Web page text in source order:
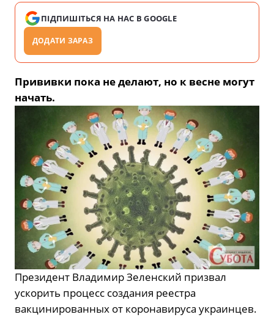
ПІДПИШІТЬСЯ НА НАС В GOOGLE
ДОДАТИ ЗАРАЗ
Прививки пока не делают, но к весне могут
начать.
Президент Владимир Зеленский призвал
ускорить процесс создания реестра
вакцинированных от коронавируса украинцев.